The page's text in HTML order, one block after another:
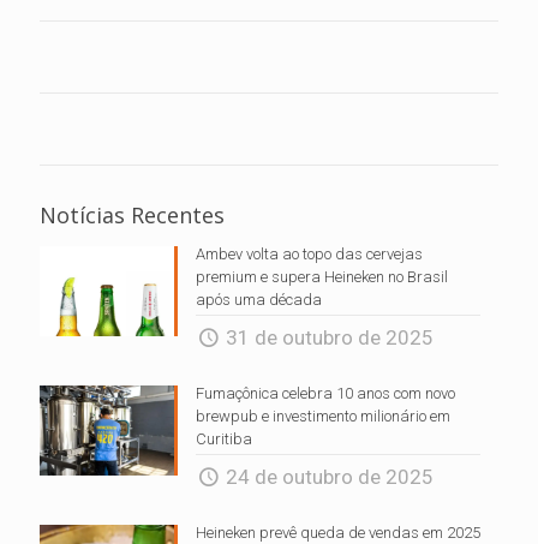
Notícias Recentes
Ambev volta ao topo das cervejas
premium e supera Heineken no Brasil
após uma década
31 de outubro de 2025
Fumaçônica celebra 10 anos com novo
brewpub e investimento milionário em
Curitiba
24 de outubro de 2025
Heineken prevê queda de vendas em 2025